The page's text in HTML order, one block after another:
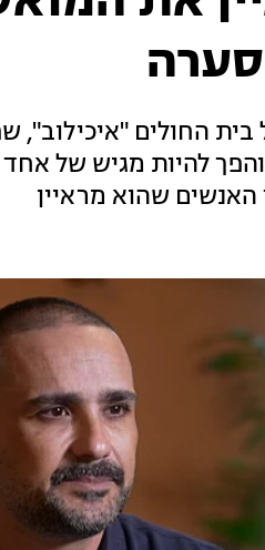
סערה
בית החולים "איכילוב",
להיות מגיש של אחד
שהוא מראיין